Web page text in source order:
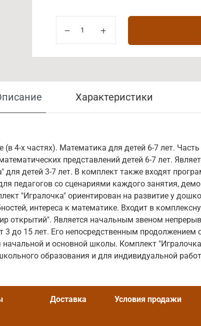
Характеристики
(в 4-х частях). Математика для детей 6-7 лет.
представлений детей 6-7 лет.
для детей 3-7 лет. В комплект также входят
педагогов со сценариями каждого занятия,
"Игралочка" ориентирован на развитие у
интереса к математике. Входит в
открытий". Является начальным звеном
3 до 15 лет. Его непосредственным продолжением
начальной и основной школы. Комплект
образования и для индивидуальной
Доставка Условия продажи